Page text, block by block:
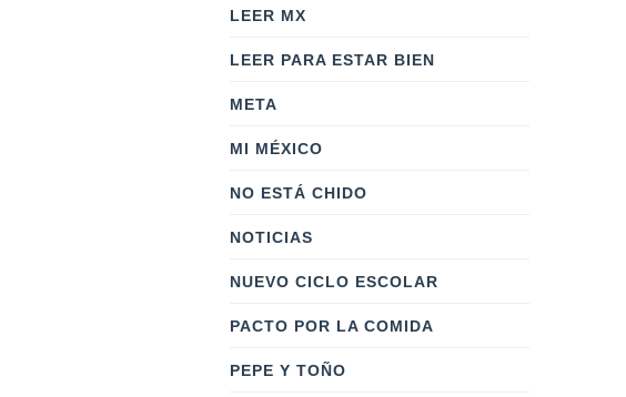
LEER MX
LEER PARA ESTAR BIEN
META
MI MÉXICO
NO ESTÁ CHIDO
NOTICIAS
NUEVO CICLO ESCOLAR
PACTO POR LA COMIDA
PEPE Y TOÑO